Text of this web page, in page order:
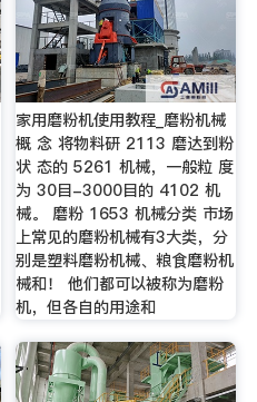
家用磨粉机使用教程_磨粉机械
概 念 将物料研 2113 磨达到粉
状 态的 5261 机械，一般粒 度
为 30目-3000目的 4102 机
械。 磨粉 1653 机械分类 市场
上常见的磨粉机械有3大类，分
别是塑料磨粉机械、粮食磨粉机
械和！ 他们都可以被称为磨粉
机，但各自的用途和